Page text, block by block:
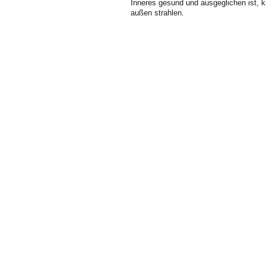
Inneres gesund und ausgeglichen ist,
außen strahlen.